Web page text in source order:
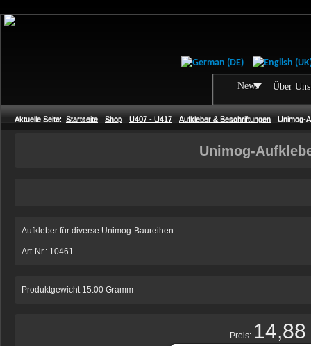
News Über Uns
Aktuelle Seite: Startseite Shop U407 - U417 Aufkleber & Beschriftungen Unimog-
Unimog-
Aufkleber für diverse Unimog-Baureihen.
Art-Nr.: 10461
Produktgewicht 15.00 Gramm
Preis: 14,88